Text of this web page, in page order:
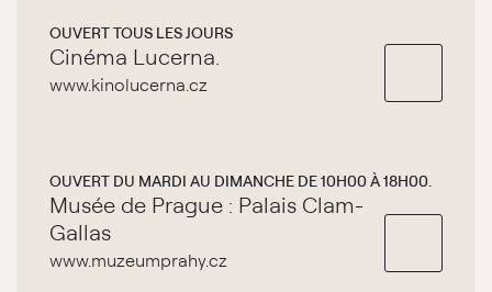
OUVERT TOUS LES JOURS
Cinéma Lucerna.
www.kinolucerna.cz
OUVERT DU MARDI AU DIMANCHE DE 10H00 À 18H00.
Musée de Prague : Palais Clam-
Gallas
www.muzeumprahy.cz